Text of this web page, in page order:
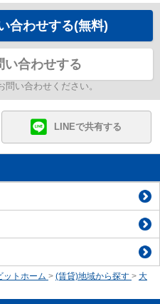
合わせする(無料)
い合わせする
い合わせください。
LINEで共有する
ットホーム > (賃貸)地域から探す > 大